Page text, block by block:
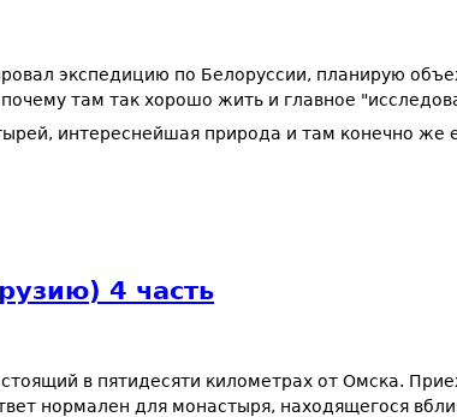
экспедицию по Белоруссии, планирую
там так хорошо жить и главное
интереснейшая природа и там конечно же
4 часть
в пятидесяти километрах от Омска.
нормален для монастыря, находящегося